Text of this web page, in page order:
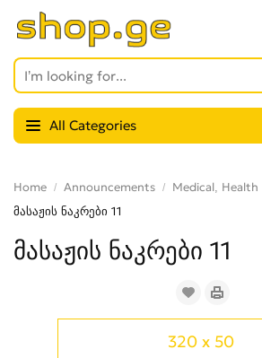
All Categories
Home Announcements Medical, Health
მასაჟის ნაკრები 11
მასაჟის ნაკრები 11
320 x 50